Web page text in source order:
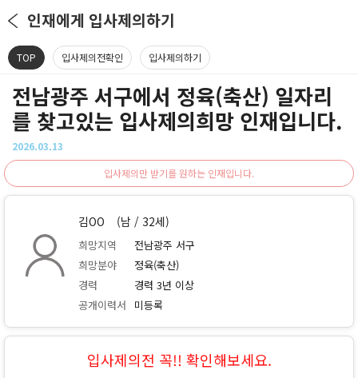
인재에게 입사제의하기
TOP 입사제의전확인 입사제의하기
전남광주 서구에서 정육(축산) 일자리
를 찾고있는 입사제의희망 인재입니다.
2026.03.13
입사제의만 받기를 원하는 인재입니다.
김OO (남 / 32세)
희망지역
전남광주 서구
희망분야
정육(축산)
경력
경력 3년 이상
공개이력서
미등록
입사제의전 꼭!! 확인해보세요.